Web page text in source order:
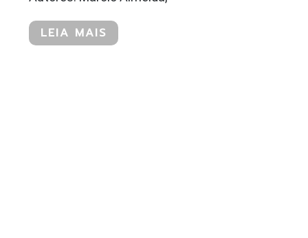
LEIA MAIS